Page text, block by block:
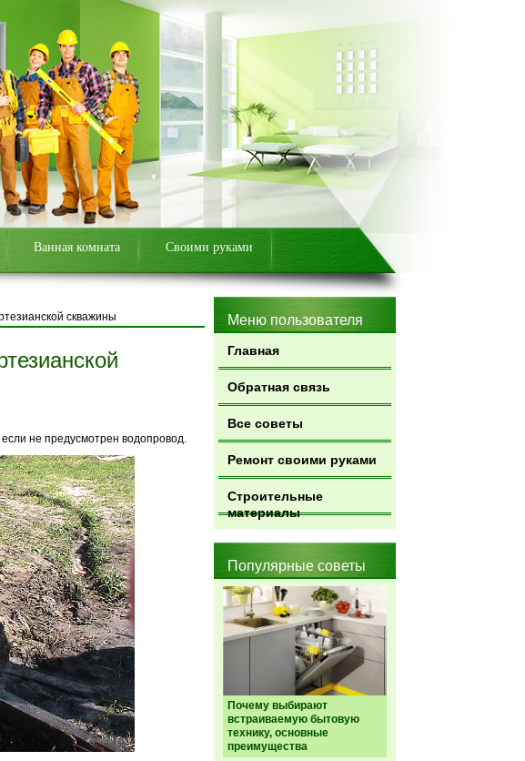
Ванная комната Своими руками
Меню пользователя
Главная
Обратная связь
Все советы
Ремонт своими руками
Строительные
материалы
Популярные советы
Почему выбирают
встраиваемую бытовую
технику, основные
преимущества
скважины
не предусмотрен водопровод.